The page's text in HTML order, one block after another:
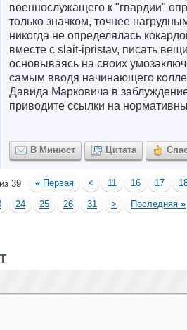
военнослужащего к "гвардии"
только значком, точнее
никогда не определялась
вместе с slait-ipristav, писать
основываясь на своих
самым вводя начинающего
Давида Марковича в
приводите ссылки на
В Минюст Цитата
39 « Первая < 11 16 17
24 25 26 31 > Последняя »